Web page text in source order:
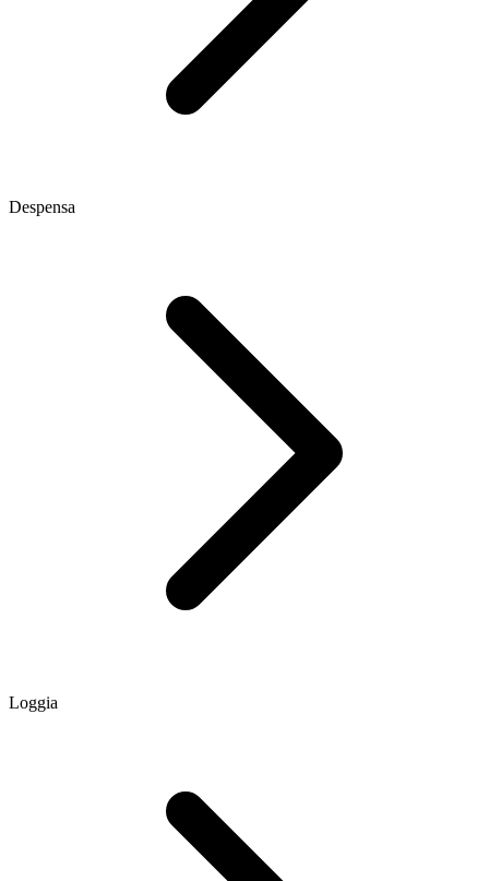
Despensa
Loggia